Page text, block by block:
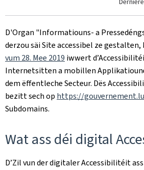
D'Organ "Informatiouns- a
derzou säi Site accessibel ze
vum 28. Mee 2019 iwwert
Internetsitten a mobillen
dem ëffentleche Secteur. Dës
bezitt sech op https://gouvernement.lu
Subdomains.
Wat ass déi digital
D’Zil vun der digitaler Accessibilitéit